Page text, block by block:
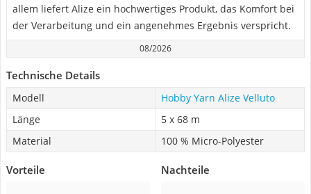
allem liefert Alize ein hochwertiges Produkt, das Komfort bei
der Verarbeitung und ein angenehmes Ergebnis verspricht.
08/2026
Technische Details
Modell
Hobby Yarn Alize Velluto
Länge
5 x 68 m
Material
100 % Micro-Polyester
Vorteile Nachteile